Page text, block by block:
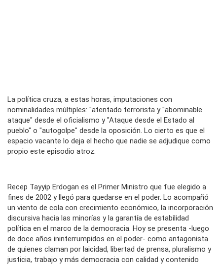
La política cruza, a estas horas, imputaciones con
nominalidades múltiples: "atentado terrorista y "abominable
ataque" desde el oficialismo y "Ataque desde el Estado al
pueblo" o "autogolpe" desde la oposición. Lo cierto es que el
espacio vacante lo deja el hecho que nadie se adjudique como
propio este episodio atroz.
Recep Tayyip Erdogan es el Primer Ministro que fue elegido a
fines de 2002 y llegó para quedarse en el poder. Lo acompañó
un viento de cola con crecimiento económico, la incorporación
discursiva hacia las minorías y la garantía de estabilidad
política en el marco de la democracia. Hoy se presenta -luego
de doce años ininterrumpidos en el poder- como antagonista
de quienes claman por laicidad, libertad de prensa, pluralismo y
justicia, trabajo y más democracia con calidad y contenido